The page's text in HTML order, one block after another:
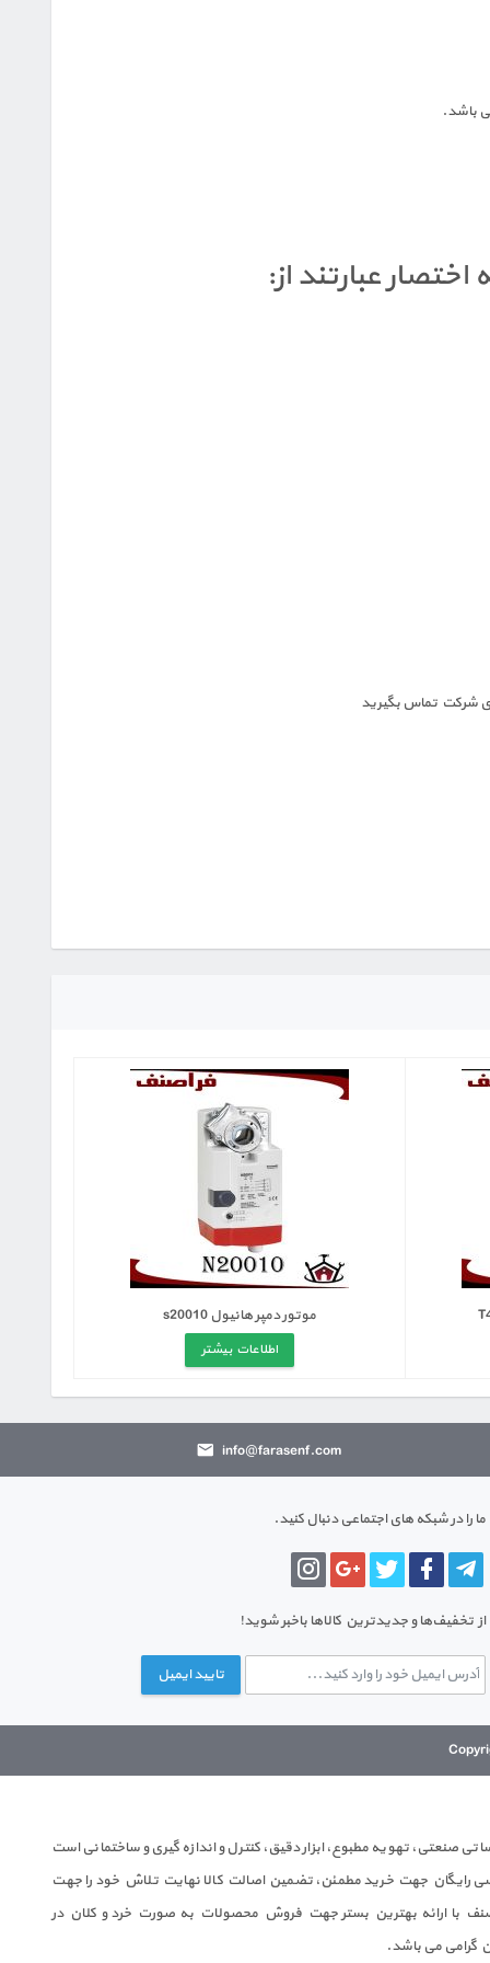
باشد.
اختصار عبارتند از:
شرکت تماس بگیرید
موتور دمپر هانیول s20010
اطلاعات بیشتر
info@farasenf.com
ما را در شبکه های اجتماعی دنبال کنید.
از تخفیف‌ها و جدیدترین‌ کالاها باخبر شوید!
تایید ایمیل
تهویه مطبوع، ابزار دقیق، کنترل و اندازه گیری و ساختمانی است
رایگان جهت خرید مطمئن، تضمین اصالت کالا نهایت تلاش خود را جهت
با ارائه بهترین بستر جهت فروش محصولات به صورت خرد و کلان در
گرامی می باشد.